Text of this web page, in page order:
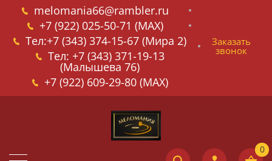
melomania66@rambler.ru
+7 (922) 025-50-71 (MAX)
Тел:+7 (343) 374-15-67 (Мира 2)
Тел: +7 (343) 371-19-13
(Малышева 76)
+7 (922) 609-29-80 (MAX)
Заказать
звонок